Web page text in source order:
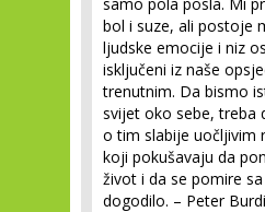
bol i suze, ali postoje
ljudske emocije i niz
isključeni iz naše
trenutnim. Da bismo
svijet oko sebe, treba
o tim slabije uočljivim
koji pokušavaju da
život i da se pomire
dogodilo. – Peter